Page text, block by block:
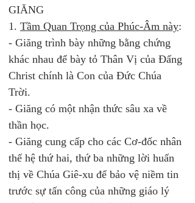
GIĂNG
1. Tầm Quan Trọng của Phúc-Âm này:
- Giăng trình bày những bằng chứng
khác nhau để bày tỏ Thân Vị của Đấng
Christ chính là Con của Đức Chúa
Trời.
- Giăng có một nhận thức sâu xa về
thần học.
- Giăng cung cấp cho các Cơ-đốc nhân
thế hệ thứ hai, thứ ba những lời huấn
thị về Chúa Giê-xu để bảo vệ niềm tin
trước sự tấn công của những giáo lý